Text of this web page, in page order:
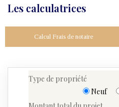
Les calculatrices
Calcul Frais de notaire